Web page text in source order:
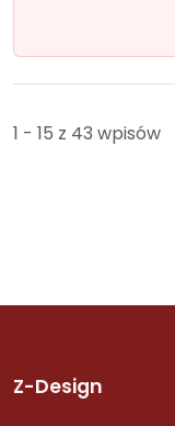
1 - 15 z 43 wpisów
Z-Design